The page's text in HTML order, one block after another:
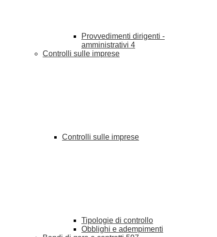
Provvedimenti dirigenti -
amministrativi 4
Controlli sulle imprese
Controlli sulle imprese
Tipologie di controllo
Obblighi e adempimenti